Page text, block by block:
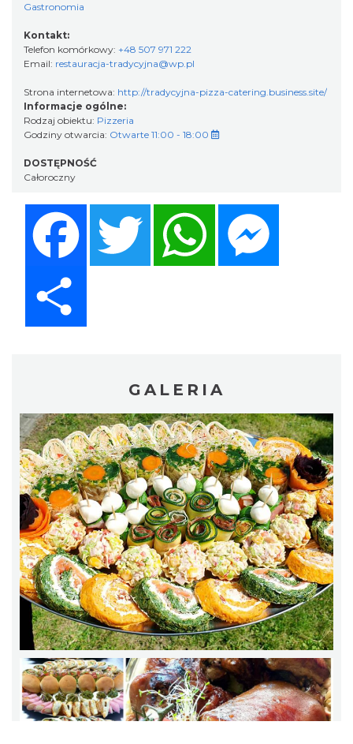
Gastronomia
Kontakt:
Telefon komórkowy: +48 507 971 222
Email: restauracja-tradycyjna@wp.pl
Strona internetowa: http://tradycyjna-pizza-catering.business.site/
Informacje ogólne:
Rodzaj obiektu: Pizzeria
Godziny otwarcia: Otwarte 11:00 - 18:00
DOSTĘPNOŚĆ
Całoroczny
Twitter WhatsApp
GALERIA